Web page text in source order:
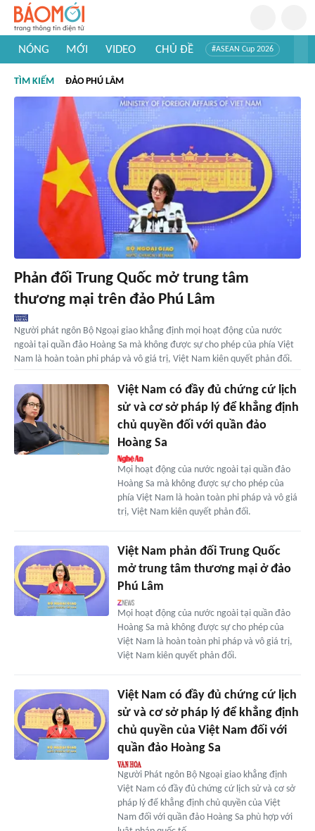
NÓNG MỚI VIDEO CHỦ ĐỀ #ASEAN Cup 2026
#Khám phá thế giới
TÌM KIẾM ĐẢO PHÚ LÂM
Phản đối Trung Quốc mở trung tâm
thương mại trên đảo Phú Lâm
Người phát ngôn Bộ Ngoại giao khẳng định mọi hoạt động của nước
ngoài tại quần đảo Hoàng Sa mà không được sự cho phép của phía Việt
Nam là hoàn toàn phi pháp và vô giá trị, Việt Nam kiên quyết phản đối.
Việt Nam có đầy đủ chứng cứ lịch
sử và cơ sở pháp lý để khẳng định
chủ quyền đối với quần đảo
Hoàng Sa
Mọi hoạt động của nước ngoài tại quần đảo
Hoàng Sa mà không được sự cho phép của
phía Việt Nam là hoàn toàn phi pháp và vô giá
trị, Việt Nam kiên quyết phản đối.
Việt Nam phản đối Trung Quốc
mở trung tâm thương mại ở đảo
Phú Lâm
Mọi hoạt động của nước ngoài tại quần đảo
Hoàng Sa mà không được sự cho phép của
Việt Nam là hoàn toàn phi pháp và vô giá trị,
Việt Nam kiên quyết phản đối.
Việt Nam có đầy đủ chứng cứ lịch
sử và cơ sở pháp lý để khẳng định
chủ quyền của Việt Nam đối với
quần đảo Hoàng Sa
Người Phát ngôn Bộ Ngoại giao khẳng định
Việt Nam có đầy đủ chứng cứ lịch sử và cơ sở
pháp lý để khẳng định chủ quyền của Việt
Nam đối với quần đảo Hoàng Sa phù hợp với